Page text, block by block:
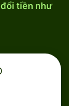
tiền như